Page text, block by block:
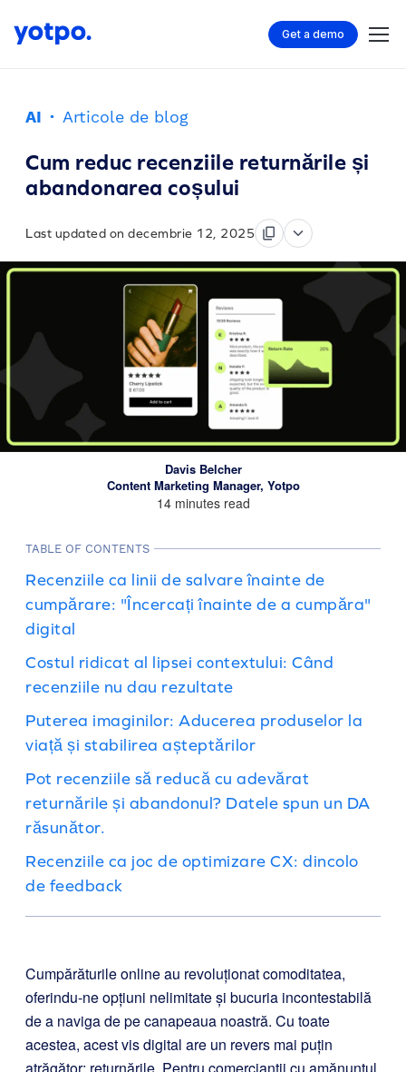
Get a demo
AI · Articole de blog
Cum reduc recenziile returnările și
abandonarea coșului
Last updated on decembrie 12, 2025
Davis Belcher
Content Marketing Manager, Yotpo
14 minutes read
TABLE OF CONTENTS
Recenziile ca linii de salvare înainte de
cumpărare: "Încercați înainte de a cumpăra"
digital
Costul ridicat al lipsei contextului: Când
recenziile nu dau rezultate
Puterea imaginilor: Aducerea produselor la
viață și stabilirea așteptărilor
Pot recenziile să reducă cu adevărat
returnările și abandonul? Datele spun un DA
răsunător.
Recenziile ca joc de optimizare CX: dincolo
de feedback
Cumpărăturile online au revoluționat comoditatea,
oferindu-ne opțiuni nelimitate și bucuria incontestabilă
de a naviga de pe canapeaua noastră. Cu toate
acestea, acest vis digital are un revers mai puțin